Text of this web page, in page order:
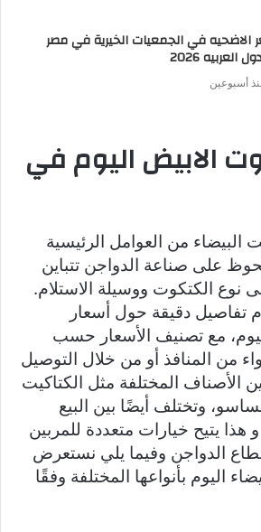
الاضحيه في الجمعيات الخيرية في مصر
العربيه 2026
أسبوعين
الابيض اليوم في
البيضاء من العوامل الرئيسية
على صناعة الدواجن تتباين
نوع الكتكوت ووسيلة الاستلام.
تفاصيل دقيقة حول أسعار
مع تصنيف الأسعار حسب
من المنافذ أو من خلال التوصيل
الأصناف المختلفة مثل الكتاكيت
وتختلف أيضًا بين البيع
هذا يتيح خيارات متعددة للمربين
الدواجن وفيما يلي نستعرض
اليوم بأنواعها المختلفة وفقًا